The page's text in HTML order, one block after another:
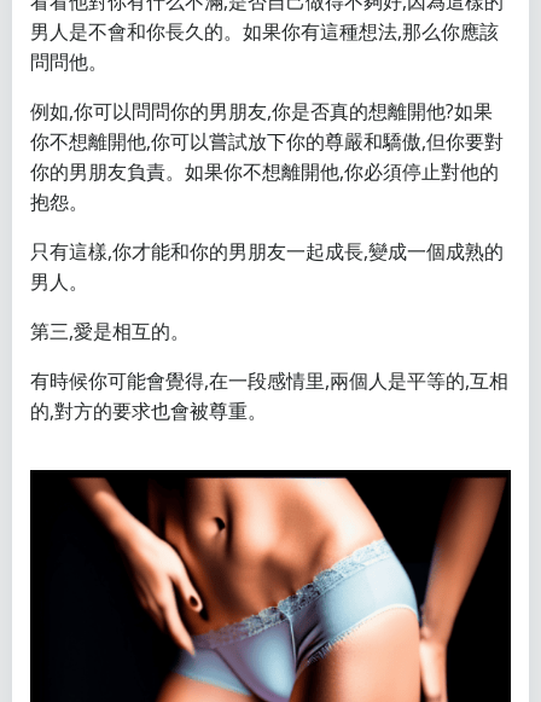
男人是不會和你長久的。如果你有這種想法,那么你應該
問問他。
例如,你可以問問你的男朋友,你是否真的想離開他?如果
你不想離開他,你可以嘗試放下你的尊嚴和驕傲,但你要對
你的男朋友負責。如果你不想離開他,你必須停止對他的
抱怨。
只有這樣,你才能和你的男朋友一起成長,變成一個成熟的
男人。
第三,愛是相互的。
有時候你可能會覺得,在一段感情里,兩個人是平等的,互相
的,對方的要求也會被尊重。